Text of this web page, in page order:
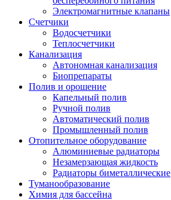
Электромагнитные клапаны
Счетчики
Водосчетчики
Теплосчетчики
Канализация
Автономная канализация
Биопрепараты
Полив и орошение
Капельный полив
Ручной полив
Автоматический полив
Промышленный полив
Отопительное оборудование
Алюминиевые радиаторы
Незамерзающая жидкость
Радиаторы биметаллические
Туманообразование
Химия для бассейна